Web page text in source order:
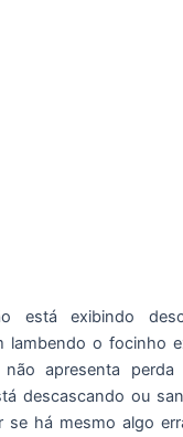
está exibindo
lambendo o focinho
não apresenta
descascando ou
se há mesmo algo